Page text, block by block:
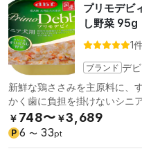
プリモデビ
し野菜 95g
1
ブランド デ
新鮮な鶏ささみを主原料に、
かく歯に負担を掛けないシニ
￥ 748〜 ￥3,689
P 6 〜 33pt